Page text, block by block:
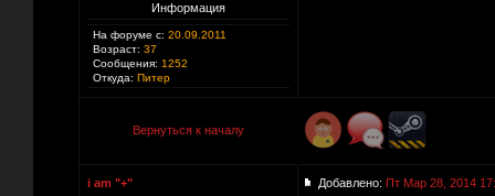
Информация
На форуме с: 20.09.2011
Возраст: 37
Сообщения: 1252
Откуда: Питер
Вернуться к началу
i am "+" Добавлено: Пт Мар 28, 2014